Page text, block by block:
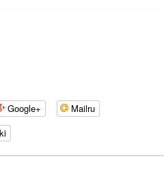
Google+
Mailru